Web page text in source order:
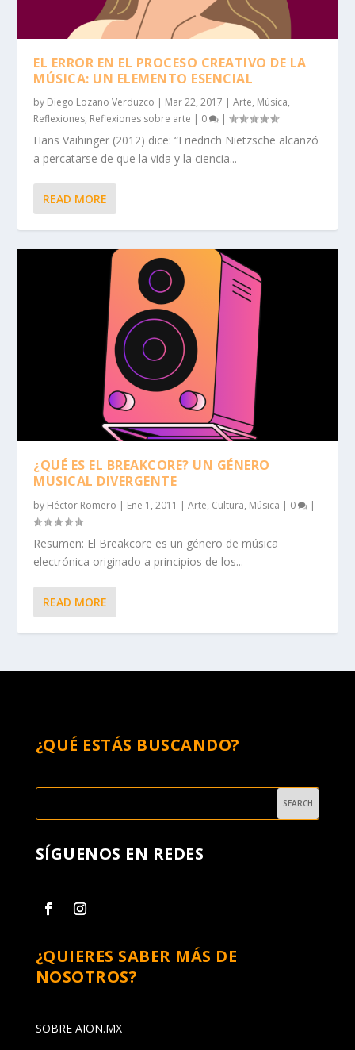
EL ERROR EN EL PROCESO CREATIVO DE LA
MÚSICA: UN ELEMENTO ESENCIAL
by Diego Lozano Verduzco | Mar 22, 2017 |Arte, Música,
Reflexiones, Reflexiones sobre arte | 0 |
Hans Vaihinger (2012) dice: “Friedrich Nietzsche alcanzó
a percatarse de que la vida y la ciencia...
READ MORE
¿QUÉ ES EL BREAKCORE? UN GÉNERO
MUSICAL DIVERGENTE
by Héctor Romero | Ene 1, 2011 |Arte, Cultura, Música | 0 |
Resumen: El Breakcore es un género de música
electrónica originado a principios de los...
READ MORE
¿QUÉ ESTÁS BUSCANDO?
SÍGUENOS EN REDES
¿QUIERES SABER MÁS DE
NOSOTROS?
SOBRE AION.MX